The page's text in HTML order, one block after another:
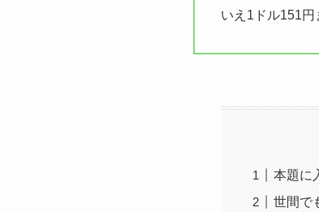
いえ1ドル151円
本題に
世間で